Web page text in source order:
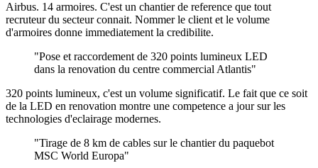
Airbus. 14 armoires. C'est un chantier de reference que tout
recruteur du secteur connait. Nommer le client et le volume
d'armoires donne immediatement la credibilite.
"Pose et raccordement de 320 points lumineux LED
dans la renovation du centre commercial Atlantis"
320 points lumineux, c'est un volume significatif. Le fait que ce soit
de la LED en renovation montre une competence a jour sur les
technologies d'eclairage modernes.
"Tirage de 8 km de cables sur le chantier du paquebot
MSC World Europa"